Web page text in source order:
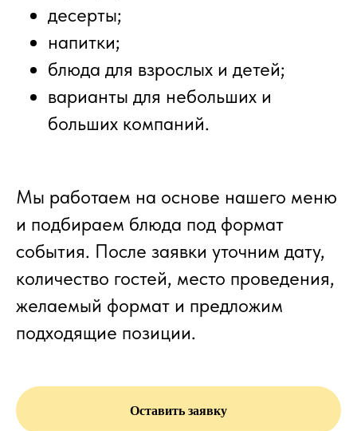
десерты;
напитки;
блюда для взрослых и детей;
варианты для небольших и
больших компаний.
Мы работаем на основе нашего меню
и подбираем блюда под формат
события. После заявки уточним дату,
количество гостей, место проведения,
желаемый формат и предложим
подходящие позиции.
Оставить заявку